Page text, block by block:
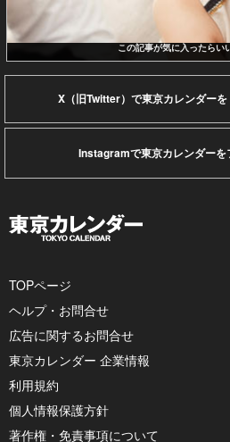
この記事が気に入ったらい
X（旧Twitter）で東京カレンダーを
Instagramで東京カレンダーを
TOPページ
ヘルプ・お問合せ
広告に関するお問合せ
東京カレンダー 企業情報
利用規約
個人情報保護方針
著作権・免責事項について